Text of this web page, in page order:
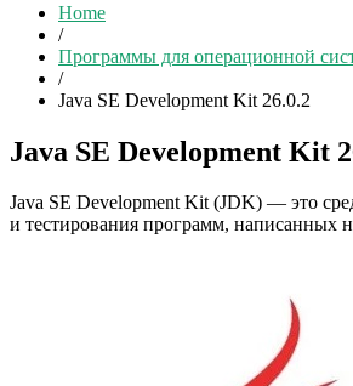
Home
/
Программы для операционной
/
Java SE Development Kit 26.0.2
Java SE Development Kit
Java SE Development Kit (JDK) — это
и тестирования программ, написанных